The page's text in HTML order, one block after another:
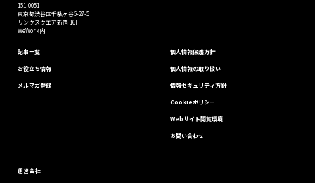
151-0051
東京都渋⾕区千駄ヶ谷5-27-5
リンクスクエア新宿 16F
WeWork内
記事一覧
お役立ち情報
メルマガ登録
個⼈情報保護⽅針
個人情報の取り扱い
情報セキュリティ⽅針
Cookieポリシー
Webサイト閲覧環境
お問い合わせ
運営会社